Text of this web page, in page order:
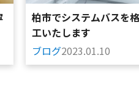
柏市でシステムバスを
工いたします
ブログ2023.01.10